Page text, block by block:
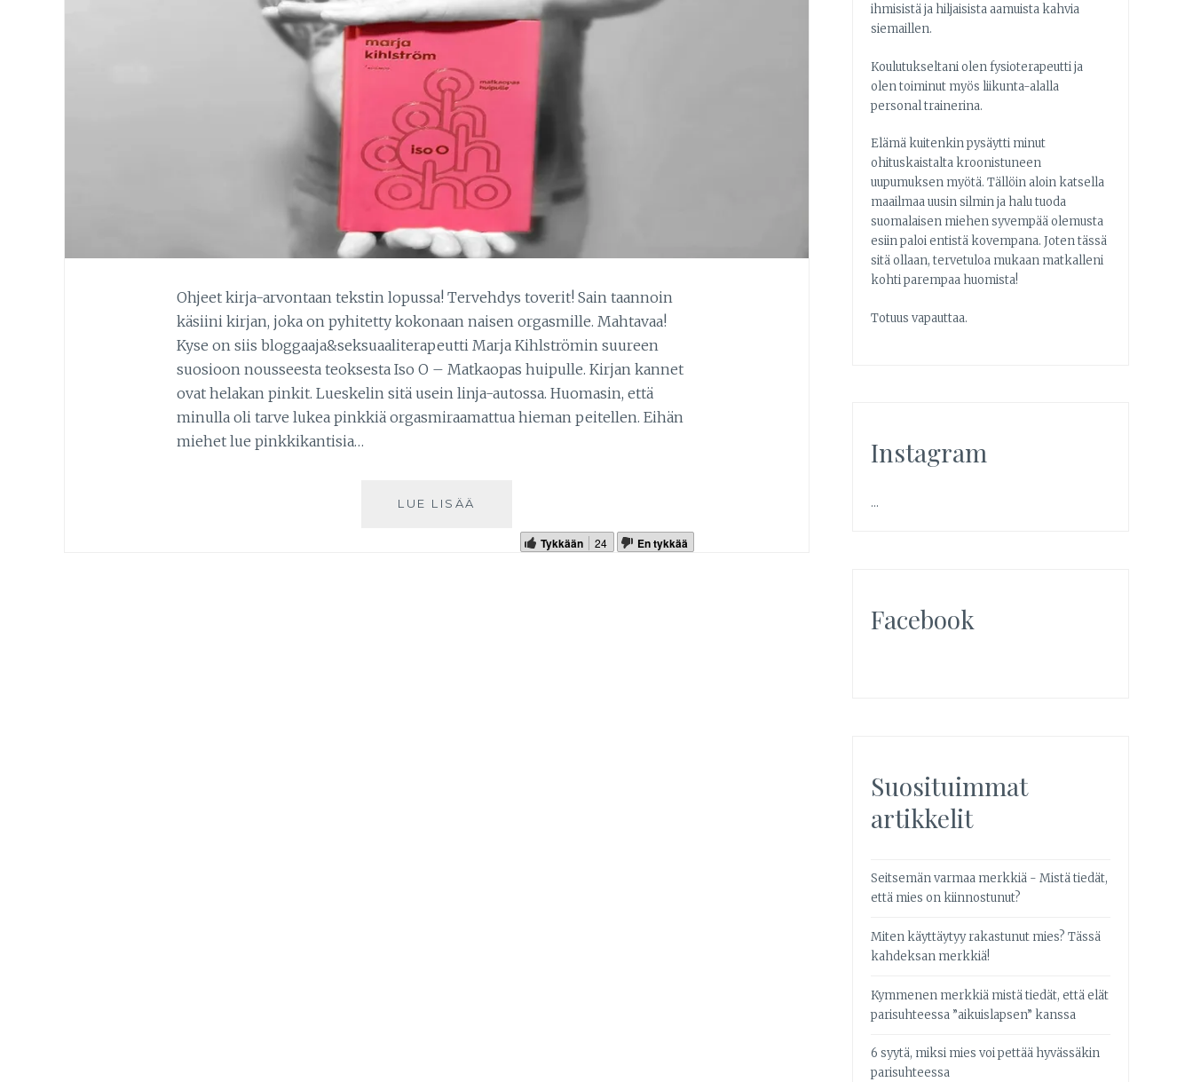
Ohjeet kirja-arvontaan tekstin lopussa! Tervehdys toverit! Sain taannoin
käsiini kirjan, joka on pyhitetty kokonaan naisen orgasmille. Mahtavaa!
Kyse on siis bloggaaja&seksuaaliterapeutti Marja Kihlströmin suureen
suosioon nousseesta teoksesta Iso O – Matkaopas huipulle. Kirjan kannet
ovat helakan pinkit. Lueskelin sitä usein linja-autossa. Huomasin, että
minulla oli tarve lukea pinkkiä orgasmiraamattua hieman peitellen. Eihän
miehet lue pinkkikantisia…
LUE LISÄÄ
Tykkään 24 En tykkää
ihmisistä ja hiljaisista aamuista kahvia
siemaillen.
Koulutukseltani olen fysioterapeutti ja
olen toiminut myös liikunta-alalla
personal trainerina.
Elämä kuitenkin pysäytti minut
ohituskaistalta kroonistuneen
uupumuksen myötä. Tällöin aloin katsella
maailmaa uusin silmin ja halu tuoda
suomalaisen miehen syvempää olemusta
esiin paloi entistä kovempana. Joten tässä
sitä ollaan, tervetuloa mukaan matkalleni
kohti parempaa huomista!
Totuus vapauttaa.
Instagram
…
Facebook
Suosituimmat
artikkelit
Seitsemän varmaa merkkiä - Mistä tiedät,
että mies on kiinnostunut?
Miten käyttäytyy rakastunut mies? Tässä
kahdeksan merkkiä!
Kymmenen merkkiä mistä tiedät, että elät
parisuhteessa ”aikuislapsen” kanssa
6 syytä, miksi mies voi pettää hyvässäkin
parisuhteessa